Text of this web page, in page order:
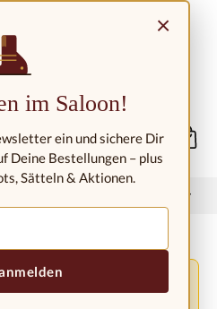
Dětské westernové boty
v důsledku nařízení EU
×
im Saloon!
ein und sichere Dir
Deine Bestellungen – plus
Sätteln & Aktionen.